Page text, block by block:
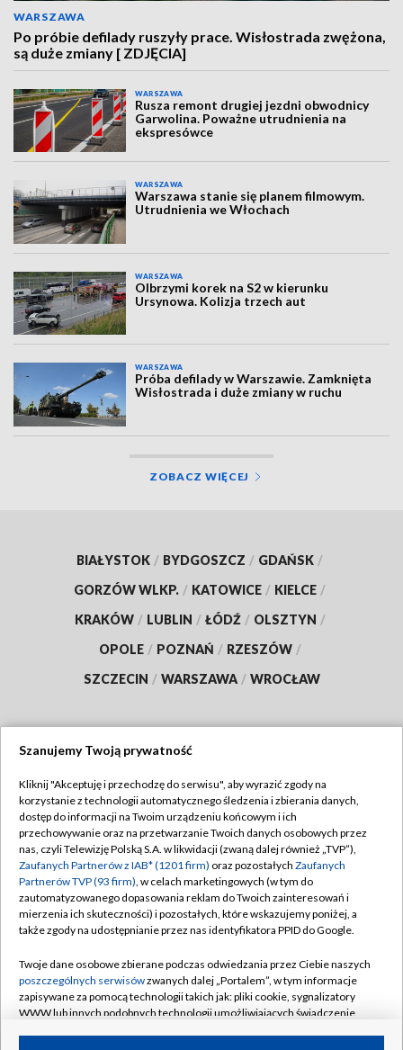
WARSZAWA
Po próbie defilady ruszyły prace. Wisłostrada zwężona,
są duże zmiany [ ZDJĘCIA]
WARSZAWA
Rusza remont drugiej jezdni obwodnicy
Garwolina. Poważne utrudnienia na
ekspresówce
WARSZAWA
Warszawa stanie się planem filmowym.
Utrudnienia we Włochach
WARSZAWA
Olbrzymi korek na S2 w kierunku
Ursynowa. Kolizja trzech aut
WARSZAWA
Próba defilady w Warszawie. Zamknięta
Wisłostrada i duże zmiany w ruchu
ZOBACZ WIĘCEJ
BIAŁYSTOK / BYDGOSZCZ / GDAŃSK /
GORZÓW WLKP. / KATOWICE / KIELCE /
KRAKÓW / LUBLIN / ŁÓDŹ / OLSZTYN /
OPOLE / POZNAŃ / RZESZÓW /
SZCZECIN / WARSZAWA / WROCŁAW
TVP
Abonament TVP
Emisja w TVP
Centrum informacji TVP
Naziemna Telewizja Cyfrowa
Rada Programowa
System NOS
Informacje o nadawcy
Regulamin TVP
Polityka prywatności
Moje zgody
Pomoc
Kontakt
Kanały
Szanujemy Twoją prywatność
Kliknij "Akceptuję i przechodzę do serwisu", aby wyrazić zgody na
korzystanie z technologii automatycznego śledzenia i zbierania danych,
dostęp do informacji na Twoim urządzeniu końcowym i ich
przechowywanie oraz na przetwarzanie Twoich danych osobowych przez
nas, czyli Telewizję Polską S.A. w likwidacji (zwaną dalej również „TVP”),
Zaufanych Partnerów z IAB* (1201 firm) oraz pozostałych Zaufanych
Partnerów TVP (93 firm), w celach marketingowych (w tym do
zautomatyzowanego dopasowania reklam do Twoich zainteresowań i
mierzenia ich skuteczności) i pozostałych, które wskazujemy poniżej, a
także zgody na udostępnianie przez nas identyfikatora PPID do Google.
Twoje dane osobowe zbierane podczas odwiedzania przez Ciebie naszych
poszczególnych serwisówzwanych dalej „Portalem”, w tym informacje
zapisywane za pomocą technologii takich jak: pliki cookie, sygnalizatory
WWW lub innych podobnych technologii umożliwiających świadczenie